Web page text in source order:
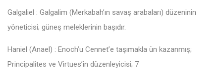
Galgaliel : Galgalim (Merkabah’ın savaş arabaları) düzeninin
yöneticisi; güneş meleklerinin başıdır.
Haniel (Anael) : Enoch’u Cennet’e taşımakla ün kazanmış;
Principalites ve Virtues’in düzenleyicisi; 7